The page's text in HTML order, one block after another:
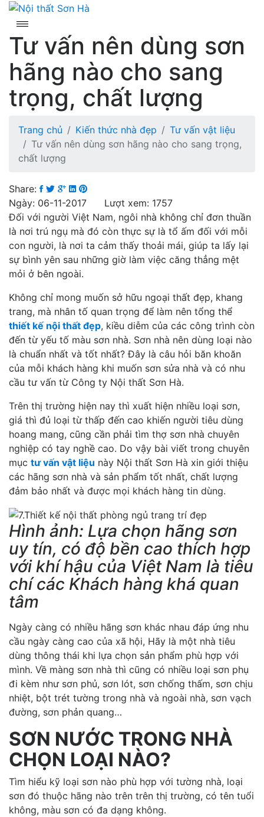
Skip
content
Tư vấn nên dùng sơn
hãng nào cho sang
trọng, chất lượng
Trang chủ Kiến thức nhà đẹp
Tư vấn vật liệu
Tư vấn nên dùng sơn hãng nào cho sang trọng,
chất lượng
Share:
Ngày: 06-11-2017 Lượt xem: 1757
Đối với người Việt Nam, ngôi nhà không chỉ đơn thuần
là nơi trú ngụ mà đó còn thực sự là tổ ấm đối với mỗi
con người, là nơi ta cảm thấy thoải mái, giúp ta lấy lại
sự bình yên sau những giờ làm việc căng thẳng mệt
mỏi ở bên ngoài.
Không chỉ mong muốn sở hữu ngoại thất đẹp, khang
trang, mà nhân tố quan trọng để làm nên tổng thể
thiết kế nội thất đẹp, kiều diễm của các công trình còn
đến từ yếu tố màu sơn nhà. Sơn nhà nên dùng loại nào
là chuẩn nhất và tốt nhất? Đây là câu hỏi băn khoăn
của mỗi khách hàng khi muốn sơn sửa nhà và có nhu
cầu tư vấn từ Công ty Nội thất Sơn Hà.
Trên thị trường hiện nay thì xuất hiện nhiều loại sơn,
giá thì đủ loại từ thấp đến cao khiến người tiêu dùng
hoang mang, cũng cần phải tìm thợ sơn nhà chuyên
nghiệp có tay nghề cao. Do vậy bài viết trong chuyên
mục tư vấn vật liệu này Nội thất Sơn Hà xin giới thiệu
các hãng sơn nhà và sản phẩm tốt nhất, chất lượng
đảm bảo nhất và được mọi khách hàng tin dùng.
Hình ảnh: Lựa chọn hãng sơn
uy tín, có độ bền cao thích hợp
với khí hậu của Việt Nam là tiêu
chí các Khách hàng khá quan
tâm
Ngày càng có nhiều hãng sơn khác nhau đáp ứng nhu
cầu ngày càng cao của xã hội, Hãy là một nhà tiêu
dùng thông thái khi lựa chọn sản phẩm phù hợp với
mình. Về màng sơn nhà thì cũng có nhiều loại sơn phụ
đi kèm như sơn phủ, sơn lót, sơn chống thấm, sơn chịu
nhiệt, bột trét tường trong nhà và ngoài nhà, sơn vạch
đường, sơn phản quang…
SƠN NƯỚC TRONG NHÀ
CHỌN LOẠI NÀO?
Tìm hiểu kỹ loại sơn nào phù hợp với tường nhà, loại
sơn đó thuộc hãng nào trên trên thị trường, có tên tuổi
không, màu sơn có đa dạng không.